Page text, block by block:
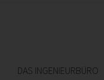
DAS INGENIEURBÜRO